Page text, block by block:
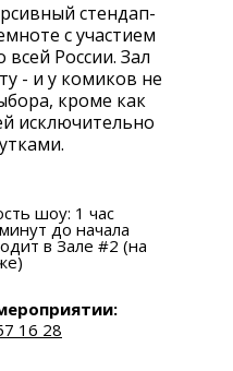
стендап-
с участием
России. Зал
- и у комиков не
кроме как
исключительно
шоу: 1 час
до начала
в Зале #2 (на
16 28